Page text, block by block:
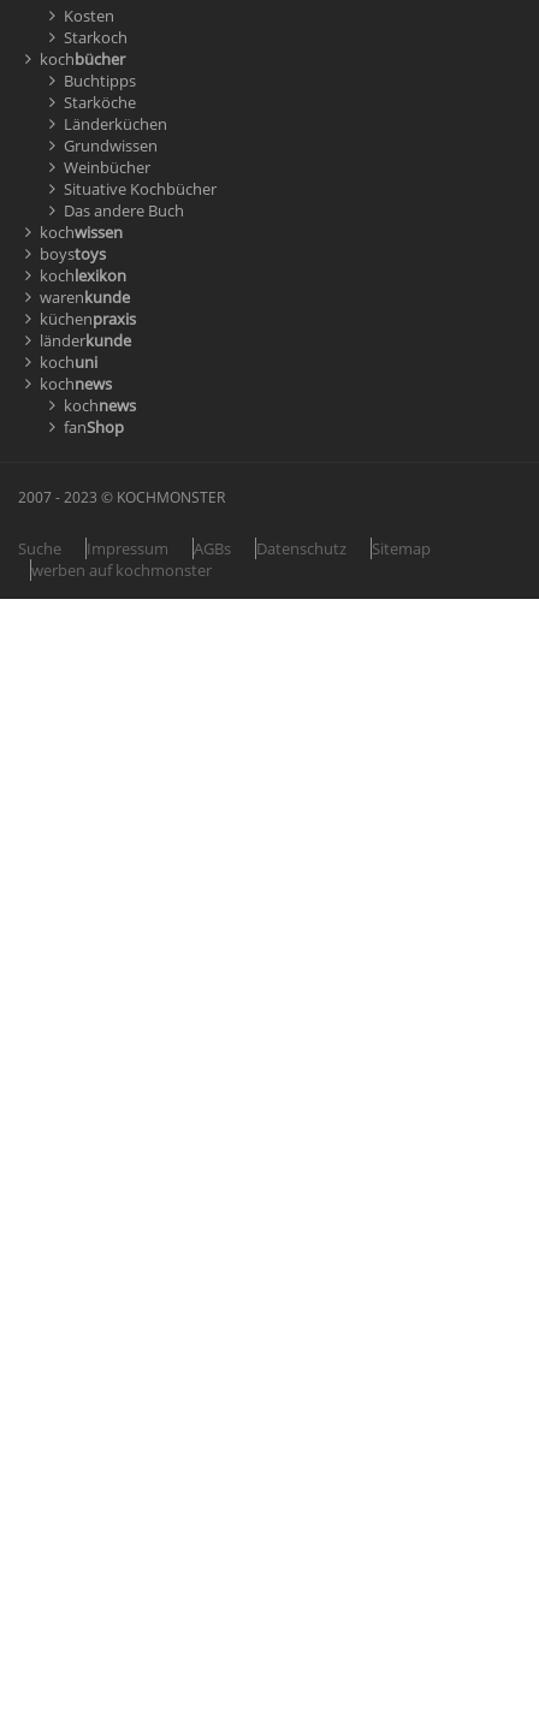
Kosten
Starkoch
kochbücher
Buchtipps
Starköche
Länderküchen
Grundwissen
Weinbücher
Situative Kochbücher
Das andere Buch
kochwissen
boystoys
kochlexikon
warenkunde
küchenpraxis
länderkunde
kochuni
kochnews
kochnews
fanShop
2007 - 2023 © KOCHMONSTER
Suche Impressum AGBs Datenschutz
Sitemap
werben auf kochmonster